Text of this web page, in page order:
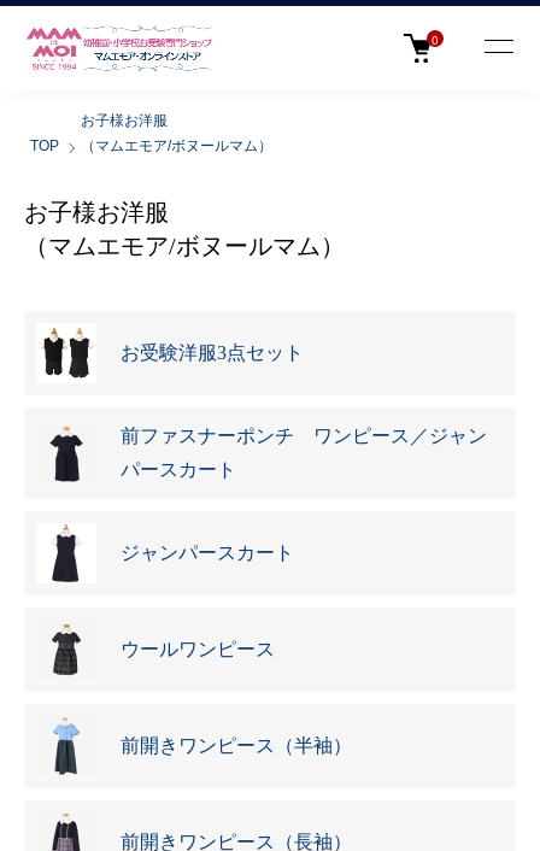
0
TOP
お子様お洋服
（マムエモア/ボヌールマム）
お子様お洋服
（マムエモア/ボヌールマム）
お受験洋服3点セット
前ファスナーポンチ ワンピース／ジャン
パースカート
ジャンパースカート
ウールワンピース
前開きワンピース（半袖）
前開きワンピース（長袖）